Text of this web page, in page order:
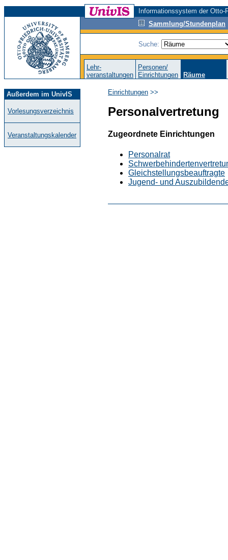
Informationssystem der
Sammlung/Stundenplan
Suche:
Lehr-
veranstaltungen
Personen/
Einrichtungen
Räume
Außerdem im UnivIS
Vorlesungsverzeichnis
Veranstaltungskalender
Einrichtungen >>
Personalvertretung
Zugeordnete Einrichtungen
Personalrat
Gleichstellungsbeauftragte
Jugend- und